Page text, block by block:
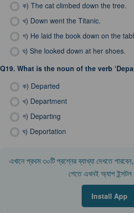
ক) The cat climbed down the tree.
খ) Down went the Titanic.
গ) He laid the book down on the
ঘ) She looked down at her shoes.
Q19. What is the noun of the verb
ক) Departed
খ) Department
গ) Departing
ঘ) Deportation
এখানে প্রথম ৩০টি প্রশ্নের ব্যাখ্যা দেখতে
পেতে এখনই অ্যাপ
Install App